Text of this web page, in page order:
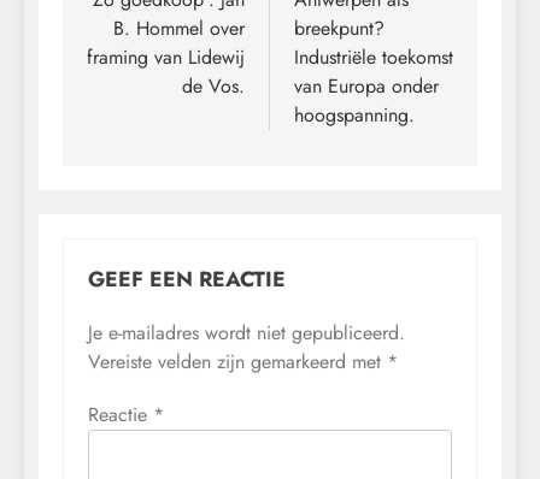
B. Hommel over
framing van Lidewij
de Vos.
breekpunt?
Industriële toekomst
van Europa onder
hoogspanning.
GEEF EEN REACTIE
Je e-mailadres wordt niet gepubliceerd.
Vereiste velden zijn gemarkeerd met *
Reactie *